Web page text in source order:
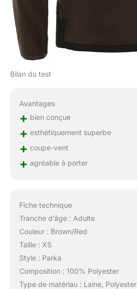
Bilan du test
Avantages
+ bien conçue
+ esthétiquement superbe
+ coupe-vent
+ agréable à porter
Fiche technique
Tranche d’âge : Adulte
Couleur : Brown/Red
Taille : XS
Style : Parka
Composition : 100% Polyester
Type de matériau : Laine, Polyester